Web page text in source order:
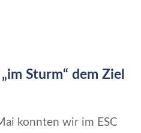
Sturm“ dem Ziel
konnten wir im ESC